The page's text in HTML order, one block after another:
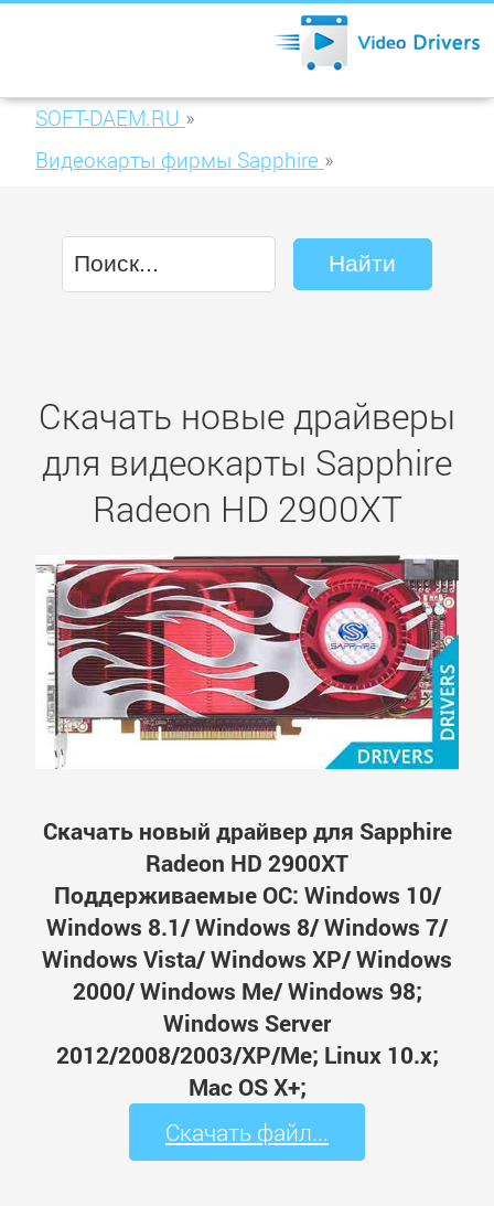
SOFT-DAEM.RU »
Видеокарты фирмы Sapphire »
Скачать новые драйверы
для видеокарты Sapphire
Radeon HD 2900XT
Скачать новый драйвер для Sapphire
Radeon HD 2900XT
Поддерживаемые ОС: Windows 10/
Windows 8.1/ Windows 8/ Windows 7/
Windows Vista/ Windows XP/ Windows
2000/ Windows Me/ Windows 98;
Windows Server
2012/2008/2003/XP/Me; Linux 10.x;
Mac OS X+;
Скачать файл...